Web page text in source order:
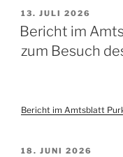
VERÖFFENTLICHT
AM
13. JULI 2026
Bericht im
zum Besuch
Bericht im Amtsblatt
VERÖFFENTLICHT
18. JUNI 2026